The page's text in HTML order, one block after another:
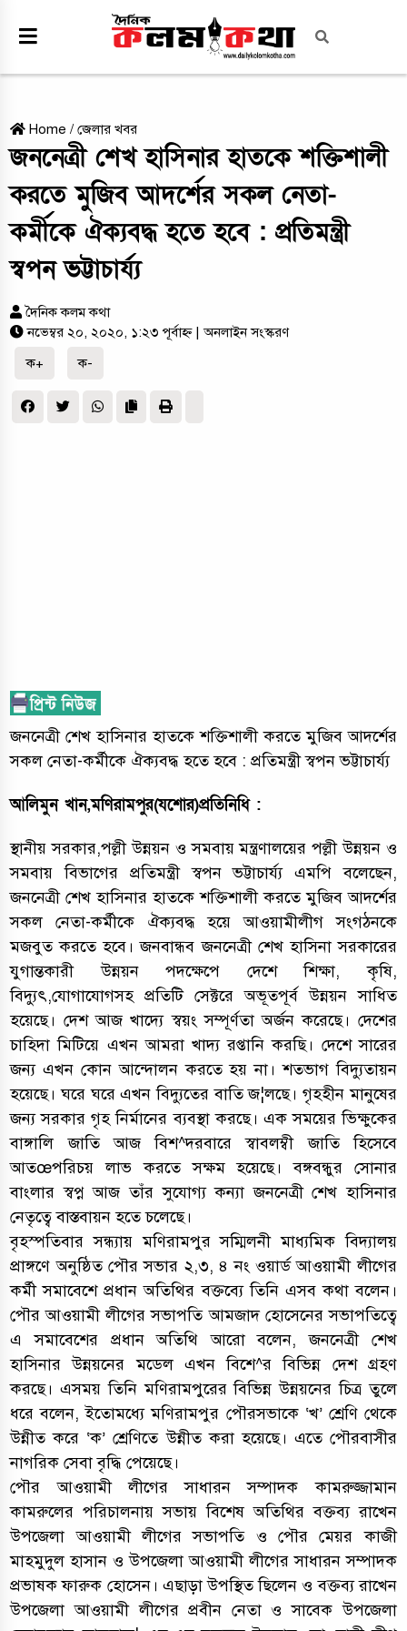
Home /জেলার খবর
জননেত্রী শেখ হাসিনার হাতকে শক্তিশালী
করতে মুজিব আদর্শের সকল নেতা-
কর্মীকে ঐক্যবদ্ধ হতে হবে : প্রতিমন্ত্রী
স্বপন ভট্টাচার্য্য
দৈনিক কলম কথা
নভেম্বর ২০, ২০২০, ১:২৩ পূর্বাহ্ন
| অনলাইন সংস্করণ
ক+
ক-
জননেত্রী শেখ হাসিনার হাতকে শক্তিশালী করতে মুজিব আদর্শের
সকল নেতা-কর্মীকে ঐক্যবদ্ধ হতে হবে : প্রতিমন্ত্রী স্বপন ভট্টাচার্য্য
আলিমুন খান,মণিরামপুর(যশোর)প্রতিনিধি :
স্থানীয় সরকার,পল্লী উন্নয়ন ও সমবায় মন্ত্রণালয়ের পল্লী উন্নয়ন ও
সমবায় বিভাগের প্রতিমন্ত্রী স্বপন ভট্টাচার্য্য এমপি বলেছেন,
জননেত্রী শেখ হাসিনার হাতকে শক্তিশালী করতে মুজিব আদর্শের
সকল নেতা-কর্মীকে ঐক্যবদ্ধ হয়ে আওয়ামীলীগ সংগঠনকে
মজবুত করতে হবে। জনবান্ধব জননেত্রী শেখ হাসিনা সরকারের
যুগান্তকারী উন্নয়ন পদক্ষেপে দেশে শিক্ষা, কৃষি,
বিদ্যুৎ,যোগাযোগসহ প্রতিটি সেক্টরে অভূতপূর্ব উন্নয়ন সাধিত
হয়েছে। দেশ আজ খাদ্যে স্বয়ং সম্পূর্ণতা অর্জন করেছে। দেশের
চাহিদা মিটিয়ে এখন আমরা খাদ্য রপ্তানি করছি। দেশে সারের
জন্য এখন কোন আন্দোলন করতে হয় না। শতভাগ বিদ্যুতায়ন
হয়েছে। ঘরে ঘরে এখন বিদ্যুতের বাতি জ¦লছে। গৃহহীন মানুষের
জন্য সরকার গৃহ নির্মানের ব্যবস্থা করছে। এক সময়ের ভিক্ষুকের
বাঙ্গালি জাতি আজ বিশ^দরবারে স্বাবলম্বী জাতি হিসেবে
আতœপরিচয় লাভ করতে সক্ষম হয়েছে। বঙ্গবন্ধুর সোনার
বাংলার স্বপ্ন আজ তাঁর সুযোগ্য কন্যা জননেত্রী শেখ হাসিনার
নেতৃত্বে বাস্তবায়ন হতে চলেছে।
বৃহস্পতিবার সন্ধ্যায় মণিরামপুর সম্মিলনী মাধ্যমিক বিদ্যালয়
প্রাঙ্গণে অনুষ্ঠিত পৌর সভার ২,৩, ৪ নং ওয়ার্ড আওয়ামী লীগের
কর্মী সমাবেশে প্রধান অতিথির বক্তব্যে তিনি এসব কথা বলেন।
পৌর আওয়ামী লীগের সভাপতি আমজাদ হোসেনের সভাপতিত্বে
এ সমাবেশের প্রধান অতিথি আরো বলেন, জননেত্রী শেখ
হাসিনার উন্নয়নের মডেল এখন বিশে^র বিভিন্ন দেশ গ্রহণ
করছে। এসময় তিনি মণিরামপুরের বিভিন্ন উন্নয়নের চিত্র তুলে
ধরে বলেন, ইতোমধ্যে মণিরামপুর পৌরসভাকে ‘খ’ শ্রেণি থেকে
উন্নীত করে ‘ক’ শ্রেণিতে উন্নীত করা হয়েছে। এতে পৌরবাসীর
নাগরিক সেবা বৃদ্ধি পেয়েছে।
পৌর আওয়ামী লীগের সাধারন সম্পাদক কামরুজ্জামান
কামরুলের পরিচালনায় সভায় বিশেষ অতিথির বক্তব্য রাখেন
উপজেলা আওয়ামী লীগের সভাপতি ও পৌর মেয়র কাজী
মাহমুদুল হাসান ও উপজেলা আওয়ামী লীগের সাধারন সম্পাদক
প্রভাষক ফারুক হোসেন। এছাড়া উপস্থিত ছিলেন ও বক্তব্য রাখেন
উপজেলা আওয়ামী লীগের প্রবীন নেতা ও সাবেক উপজেলা